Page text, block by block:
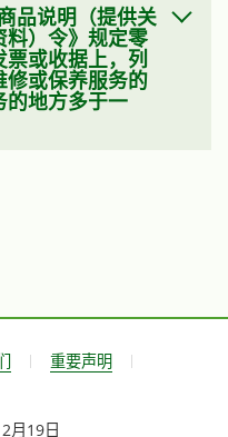
品说明（提供关
料）令》规定零
或收据上，列
修或保养服务的
的地方多于一
重要声明
月19日